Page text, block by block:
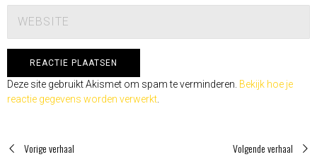
Deze site gebruikt Akismet om spam te verminderen. Bekijk hoe je
reactie gegevens worden verwerkt.
Vorige verhaal Volgende verhaal